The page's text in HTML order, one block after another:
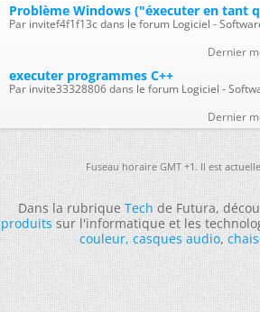
Problème Windows ("éxecuter en tant
Par invitef4f1f13c dans le forum Logiciel -
Dernier
executer programmes C++
Par invite33328806 dans le forum Logiciel -
Dernier
Fuseau horaire GMT +1. Il est
Dans la rubriqueTechde Futura,
produitssur l'informatique et les
couleur,casques audio,